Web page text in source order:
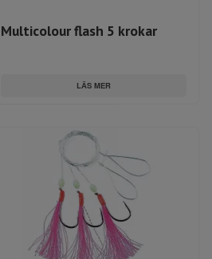
Multicolour flash 5 krokar
LÄS MER